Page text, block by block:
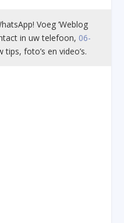
Voeg ’Weblog
in uw telefoon, 06-
foto’s en video’s.